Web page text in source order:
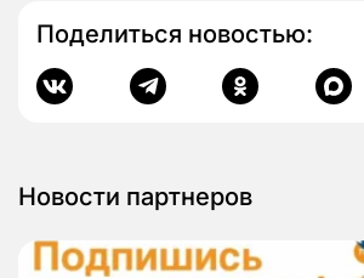
Поделиться новостью:
Новости партнеров